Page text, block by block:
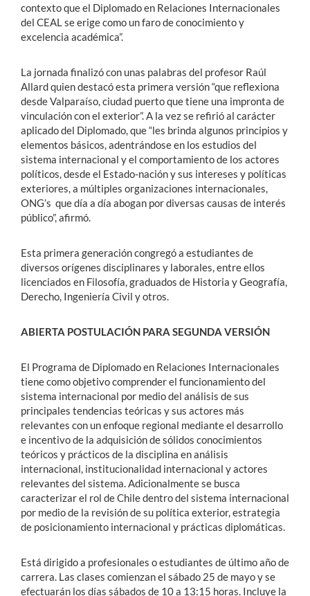
contexto que el Diplomado en Relaciones Internacionales
del CEAL se erige como un faro de conocimiento y
excelencia académica”.
La jornada finalizó con unas palabras del profesor Raúl
Allard quien destacó esta primera versión “que reflexiona
desde Valparaíso, ciudad puerto que tiene una impronta de
vinculación con el exterior”. A la vez se refirió al carácter
aplicado del Diplomado, que “les brinda algunos principios y
elementos básicos, adentrándose en los estudios del
sistema internacional y el comportamiento de los actores
políticos, desde el Estado-nación y sus intereses y políticas
exteriores, a múltiples organizaciones internacionales,
ONG’s que día a día abogan por diversas causas de interés
público”, afirmó.
Esta primera generación congregó a estudiantes de
diversos orígenes disciplinares y laborales, entre ellos
licenciados en Filosofía, graduados de Historia y Geografía,
Derecho, Ingeniería Civil y otros.
ABIERTA POSTULACIÓN PARA SEGUNDA VERSIÓN
El Programa de Diplomado en Relaciones Internacionales
tiene como objetivo comprender el funcionamiento del
sistema internacional por medio del análisis de sus
principales tendencias teóricas y sus actores más
relevantes con un enfoque regional mediante el desarrollo
e incentivo de la adquisición de sólidos conocimientos
teóricos y prácticos de la disciplina en análisis
internacional, institucionalidad internacional y actores
relevantes del sistema. Adicionalmente se busca
caracterizar el rol de Chile dentro del sistema internacional
por medio de la revisión de su política exterior, estrategia
de posicionamiento internacional y prácticas diplomáticas.
Está dirigido a profesionales o estudiantes de último año de
carrera. Las clases comienzan el sábado 25 de mayo y se
efectuarán los días sábados de 10 a 13:15 horas. Incluye la